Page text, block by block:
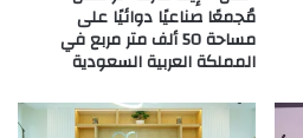
مُجمعًا صناعيًا دوائيًا على
مساحة 50 ألف متر مربع في
المملكة العربية السعودية